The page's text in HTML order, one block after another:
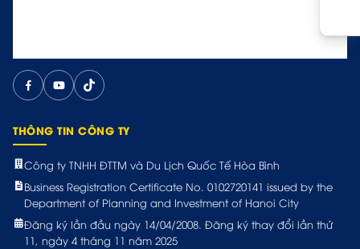
THÔNG TIN CÔNG TY
Công ty TNHH ĐTTM và Du Lịch Quốc Tế Hòa Bình
Business Registration Certificate No. 0102720141 issued by the
Department of Planning and Investment of Hanoi City
Đăng ký lần đầu ngày 14/04/2008. Đăng ký thay đổi lần thứ
11, ngày 4 tháng 11 năm 2025